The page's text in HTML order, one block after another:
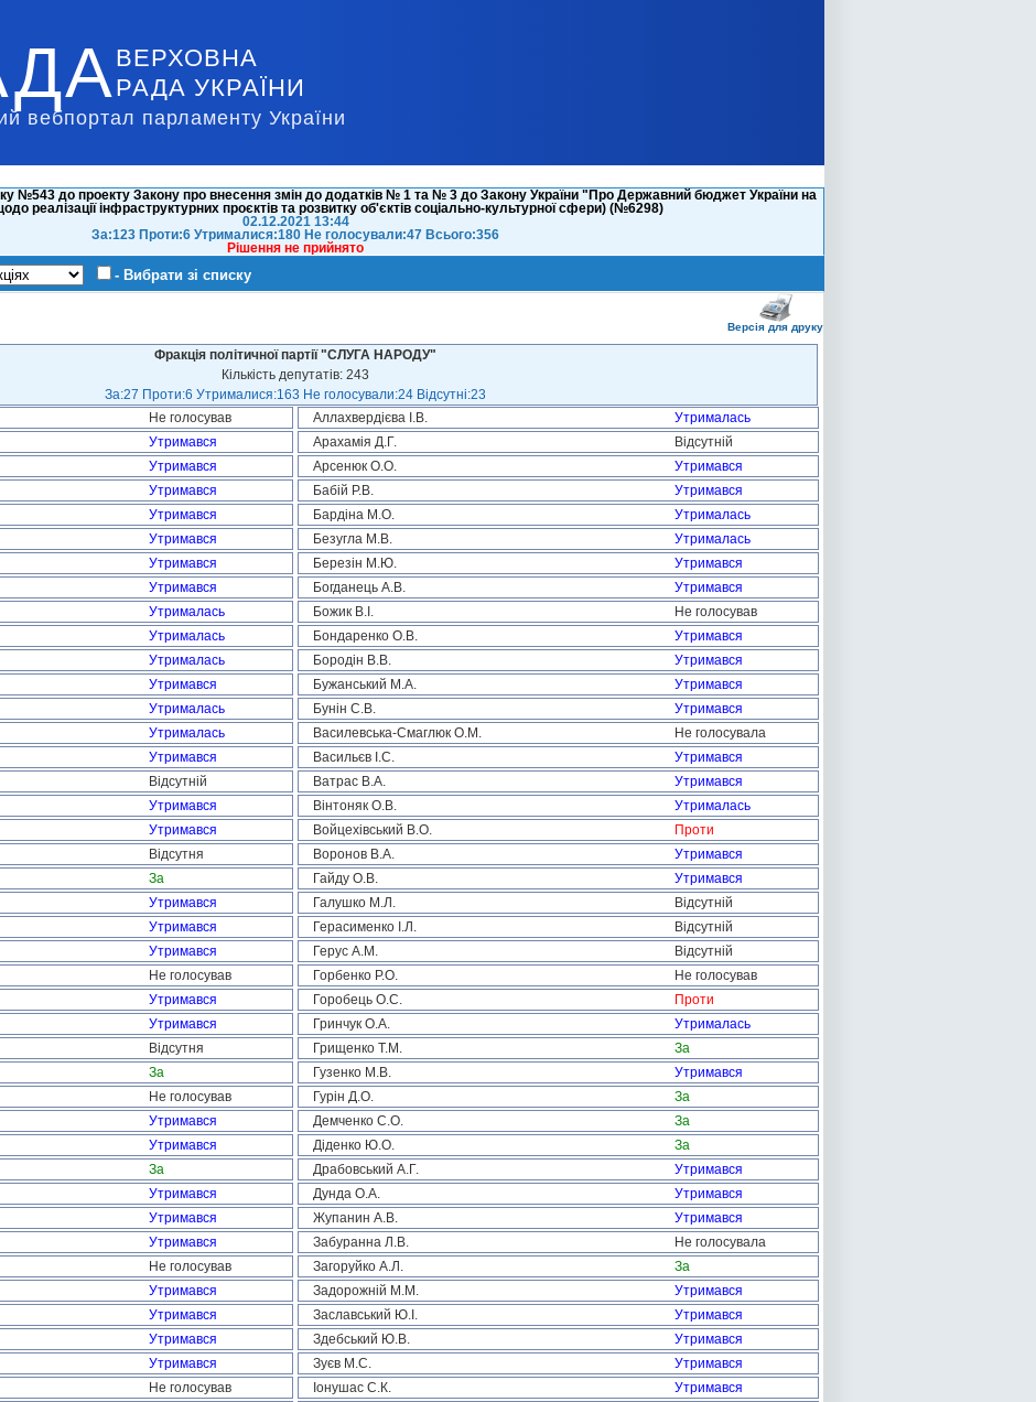
ВЕРХОВНА
РАДА УКРАЇНИ
вебпортал парламенту України
№543 до проекту Закону про внесення змін до додатків № 1 та № 3 до Закону України "Про Державний бюджет України на
реалізації інфраструктурних проєктів та розвитку об'єктів соціально-культурної сфери) (№6298)
02.12.2021 13:44
За:123 Проти:6 Утрималися:180 Не голосували:47 Всього:356
Рішення не прийнято
- Вибрати зі списку
Версія для друку
Фракція політичної партії "СЛУГА НАРОДУ"
Кількість депутатів: 243
За:27 Проти:6 Утрималися:163 Не голосували:24 Відсутні:23
Не голосував Аллахвердієва І.В.
Утрималась
Утримався Арахамія Д.Г.
Відсутній
Утримався Арсенюк О.О.
Утримався
Утримався Бабій Р.В.
Утримався
Утримався Бардіна М.О.
Утрималась
Утримався Безугла М.В.
Утрималась
Утримався Березін М.Ю.
Утримався
Утримався Богданець А.В.
Утримався
Утрималась Божик В.І.
Не голосував
Утрималась Бондаренко О.В.
Утримався
Утрималась Бородін В.В.
Утримався
Утримався Бужанський М.А.
Утримався
Утрималась Бунін С.В.
Утримався
Утрималась Василевська-Смаглюк О.М.
Не голосувала
Утримався Васильєв І.С.
Утримався
Відсутній Ватрас В.А.
Утримався
Утримався Вінтоняк О.В.
Утрималась
Утримався Войцехівський В.О.
Проти
Відсутня Воронов В.А.
Утримався
За Гайду О.В.
Утримався
Утримався Галушко М.Л.
Відсутній
Утримався Герасименко І.Л.
Відсутній
Утримався Герус А.М.
Відсутній
Не голосував Горбенко Р.О.
Не голосував
Утримався Горобець О.С.
Проти
Утримався Гринчук О.А.
Утрималась
Відсутня Грищенко Т.М.
За
За Гузенко М.В.
Утримався
Не голосував Гурін Д.О.
За
Утримався Демченко С.О.
За
Утримався Діденко Ю.О.
За
За Драбовський А.Г.
Утримався
Утримався Дунда О.А.
Утримався
Утримався Жупанин А.В.
Утримався
Утримався Забуранна Л.В.
Не голосувала
Не голосував Загоруйко А.Л.
За
Утримався Задорожній М.М.
Утримався
Утримався Заславський Ю.І.
Утримався
Утримався Здебський Ю.В.
Утримався
Утримався Зуєв М.С.
Утримався
Не голосував Іонушас С.К.
Утримався